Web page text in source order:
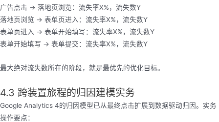
广告点击 → 落地页浏览：流失率X%，流失数Y
落地页浏览 → 表单页进入：流失率X%，流失数Y
表单页进入 → 表单开始填写：流失率X%，流失数Y
表单开始填写 → 表单提交：流失率X%，流失数Y
最大绝对流失数所在的阶段，就是最优先的优化目标。
4.3 跨装置旅程的归因建模实务
Google Analytics 4的归因模型已从最终点击扩展到数据驱动归因。实务
操作要点：